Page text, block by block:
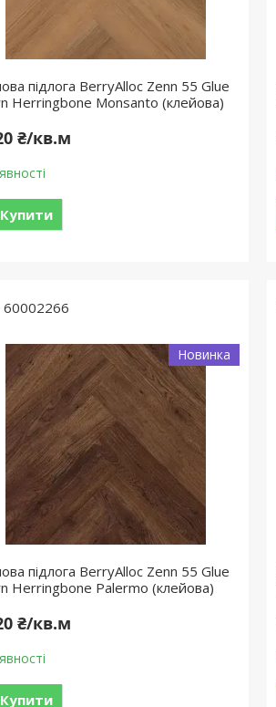
підлога BerryAlloc Zenn 55 Glue
Herringbone Monsanto (клейова)
₴/кв.м
Купити
60002266
Новинка
підлога BerryAlloc Zenn 55 Glue
Herringbone Palermo (клейова)
₴/кв.м
Купити